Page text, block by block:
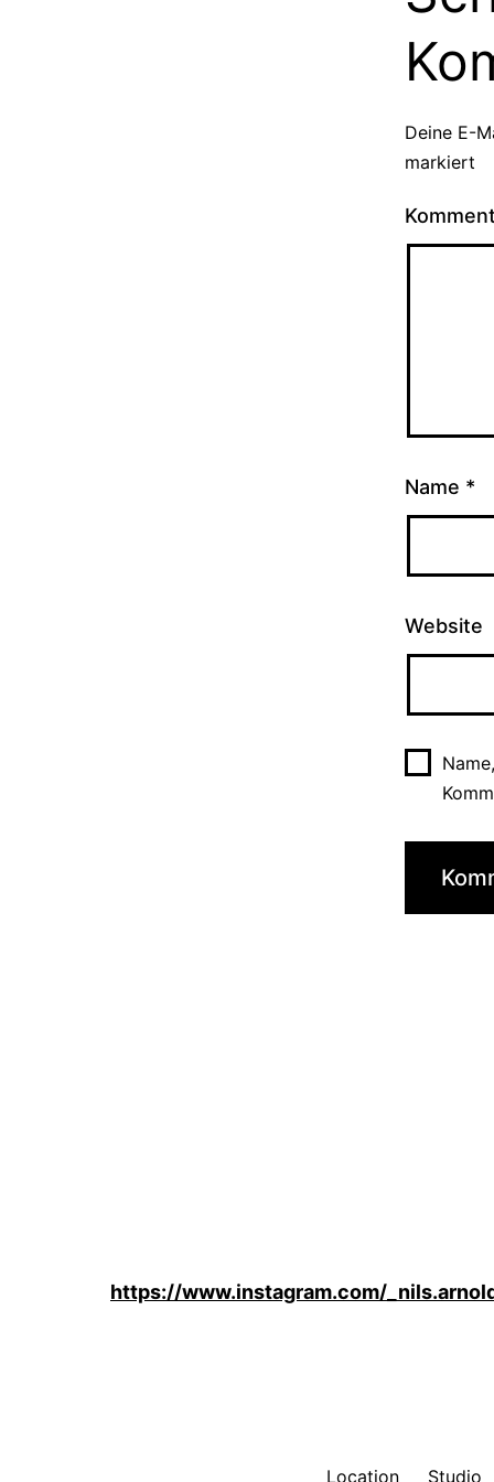
Deine E-
markiert
Name *
Website
https://www.instagram.com/
Location Studio